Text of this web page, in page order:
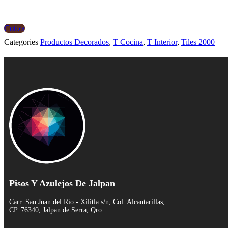
Cotiza
Categories Productos Decorados, T Cocina, T Interior, Tiles 2000
Pisos Y Azulejos De Jalpan
Carr. San Juan del Río - Xilitla s/n, Col. Alcantarillas,
CP. 76340, Jalpan de Serra, Qro.